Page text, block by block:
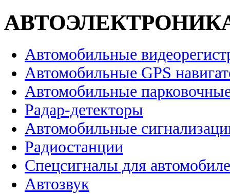
Автомобильные
Автомобильные GPS
Автомобильные
Радар-детекторы
Автомобильные
Радиостанции
Спецсигналы для
Автозвук